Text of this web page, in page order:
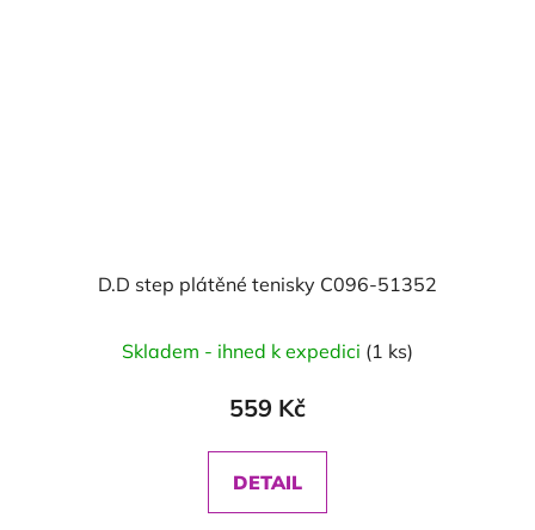
D.D step plátěné tenisky C096-51352
hodnocení
produktu
5,0
z
Skladem - ihned k expedici (1 ks)
559 Kč
DETAIL